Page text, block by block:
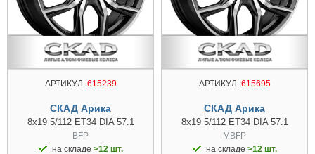
АРТИКУЛ:615239
СКАД Арика
8x19 5/112 ET34 DIA 57.1
BFP
на складе >12 шт.
АРТИКУЛ:615695
СКАД Арика
8x19 5/112 ET34 DIA 57.1
MBFP
на складе >12 шт.